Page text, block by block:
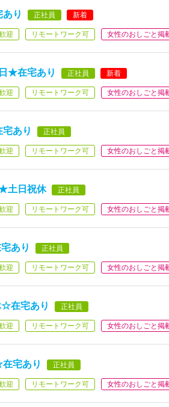
り 正社員 新着
迎 リモートワーク可 女性のおしごと掲
★在宅あり 正社員 新着
迎 リモートワーク可 女性のおしごと掲
あり 正社員
迎 リモートワーク可 女性のおしごと掲
土日祝休 正社員
迎 リモートワーク可 女性のおしごと掲
あり 正社員
迎 リモートワーク可 女性のおしごと掲
☆在宅あり 正社員
迎 リモートワーク可 女性のおしごと掲
宅あり 正社員
迎 リモートワーク可 女性のおしごと掲